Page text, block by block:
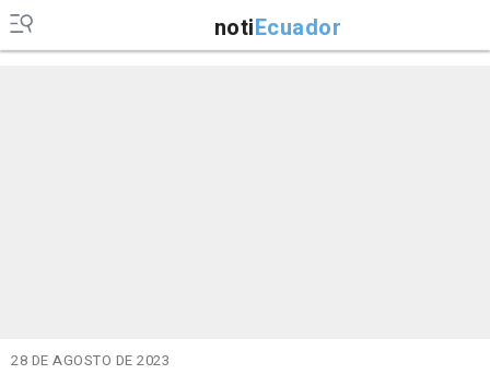
notiEcuador
28 DE AGOSTO DE 2023